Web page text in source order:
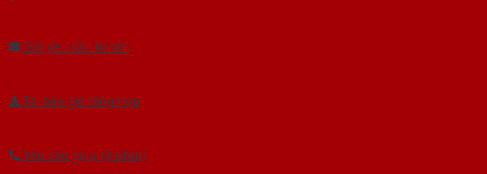
Gửi yêu cầu tư vấn
Tải báo giá tổng hợp
Yêu cầu gọi lại (3 phút)